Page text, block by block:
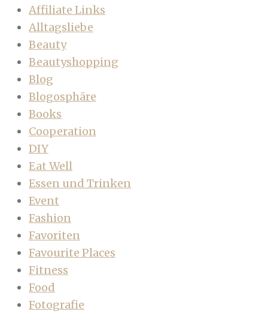
Affiliate Links
Alltagsliebe
Beauty
Beautyshopping
Blog
Blogosphäre
Books
Cooperation
DIY
Eat Well
Essen und Trinken
Event
Fashion
Favoriten
Favourite Places
Fitness
Food
Fotografie